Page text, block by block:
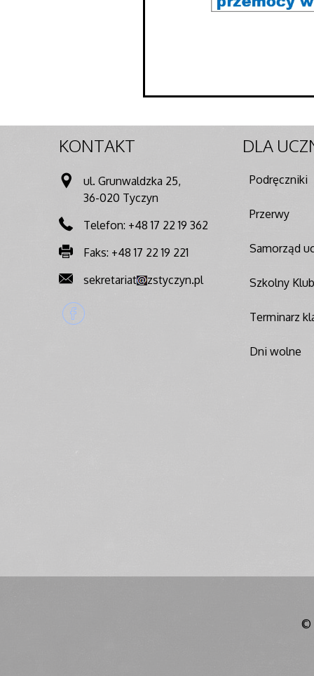
KONTAKT
ul. Grunwaldzka 25,
36-020 Tyczyn
Telefon: +48 17 22 19 362
Faks: +48 17 22 19 221
sekretariat
zstyczyn.pl
DLA
Podręczniki
Przerwy
Samorząd
Szkolny
Terminarz
Dni wolne
©